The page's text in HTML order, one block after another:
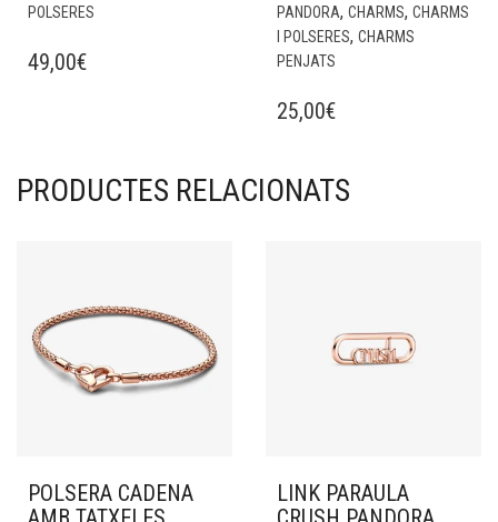
POLSERES
49,00€
PANDORA, CHARMS, CHARMS
I POLSERES, CHARMS
PENJATS
25,00€
PRODUCTES RELACIONATS
POLSERA CADENA
LINK PARAULA